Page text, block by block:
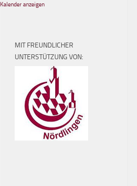
Kalender anzeigen
MIT FREUNDLICHER
UNTERSTÜTZUNG VON: